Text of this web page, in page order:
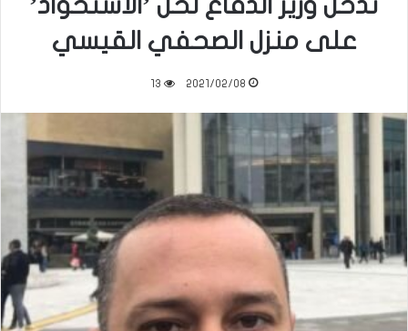
تدخل وزير الدفاع لحل ’الاستحواذ’
على منزل الصحفي القيسي
2021/02/08
13